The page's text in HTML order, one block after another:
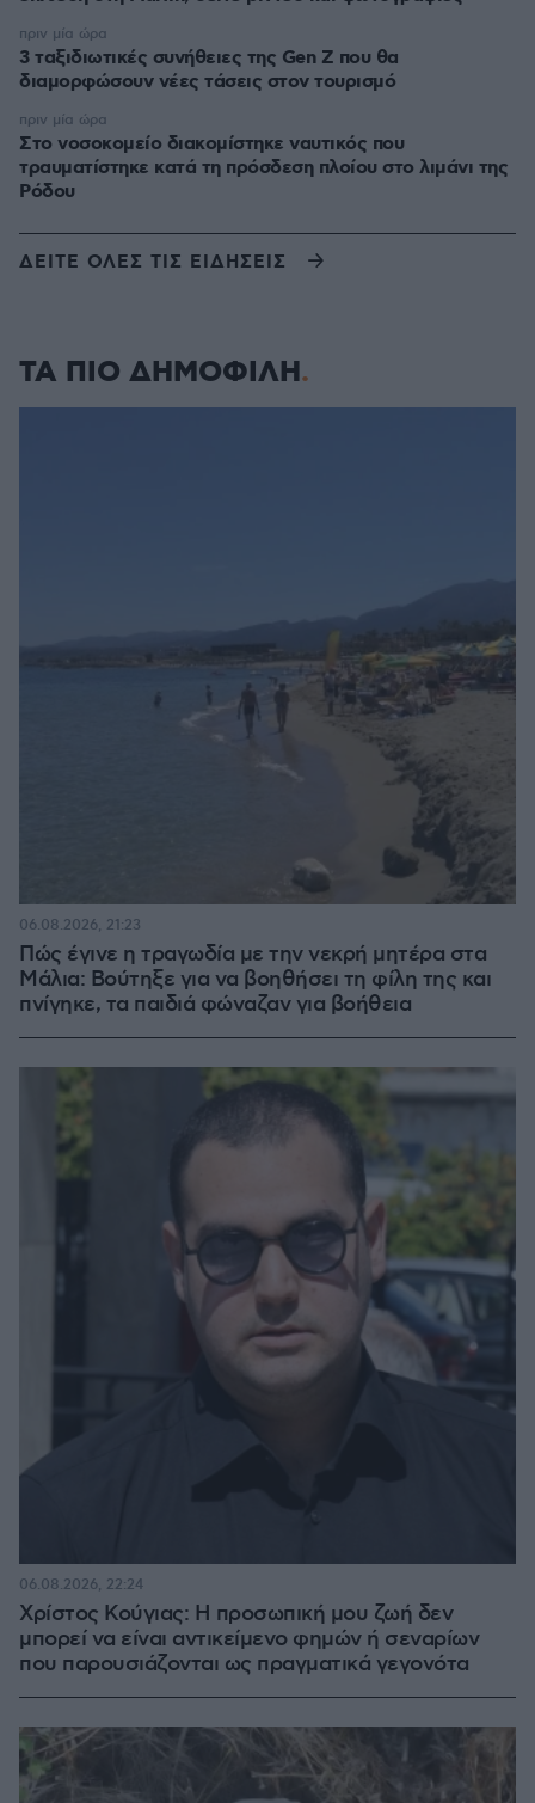
3 ταξιδιωτικές συνήθειες της Gen Z που θα
διαμορφώσουν νέες τάσεις στον τουρισμό
πριν μία ώρα
Στο νοσοκομείο διακομίστηκε ναυτικός που
τραυματίστηκε κατά τη πρόσδεση πλοίου στο λιμάνι της
Ρόδου
πριν μία ώρα
ΔΕΙΤΕ ΟΛΕΣ ΤΙΣ ΕΙΔΗΣΕΙΣ
ΤΑ ΠΙΟ ΔΗΜΟΦΙΛΗ
Πώς έγινε η τραγωδία με την νεκρή μητέρα στα
Μάλια: Βούτηξε για να βοηθήσει τη φίλη της και
πνίγηκε, τα παιδιά φώναζαν για βοήθεια
06.08.2026, 21:23
Χρίστος Κούγιας: Η προσωπική μου ζωή δεν
μπορεί να είναι αντικείμενο φημών ή σεναρίων
που παρουσιάζονται ως πραγματικά γεγονότα
06.08.2026, 22:24